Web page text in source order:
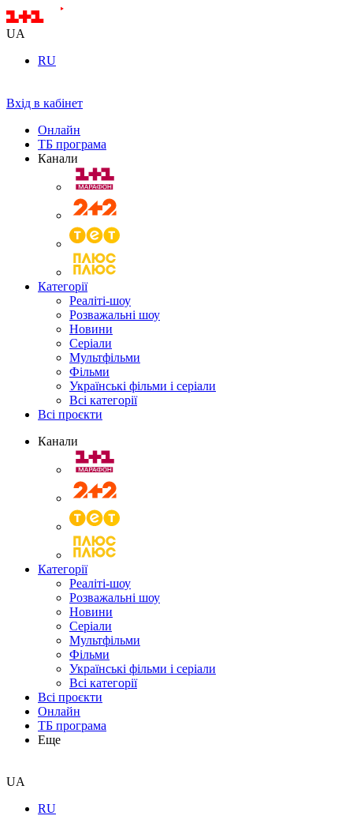
UA
RU
Вхід в кабінет
Онлайн
ТБ програма
Канали
Категорії
Реаліті-шоу
Розважальні шоу
Новини
Серіали
Мультфільми
Фільми
Українські фільми і серіали
Всі категорії
Всі проєкти
Канали
Категорії
Реаліті-шоу
Розважальні шоу
Новини
Серіали
Мультфільми
Фільми
Українські фільми і серіали
Всі категорії
Всі проєкти
Онлайн
ТБ програма
Еще
UA
RU